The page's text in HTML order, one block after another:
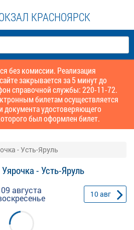
КРАСНОЯРСК
без комиссии. Реализация
закрывается за 5 минут до
справочной службы: 220-11-72.
билетам осуществляется
документа удостоверяющего
был оформлен билет.
- Усть-Яруль
- Усть-Яруль
09 августа 10авг